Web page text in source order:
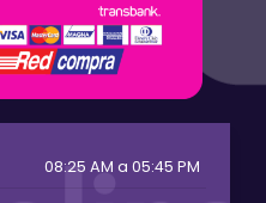
08:25 AM a 05:45 PM